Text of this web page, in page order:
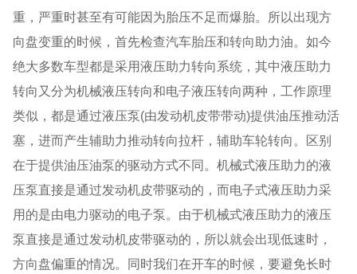
重，严重时甚至有可能因为胎压不足而爆胎。所以出现方
向盘变重的时候，首先检查汽车胎压和转向助力油。如今
绝大多数车型都是采用液压助力转向系统，其中液压助力
转向又分为机械液压转向和电子液压转向两种，工作原理
类似，都是通过液压泵(由发动机皮带带动)提供油压推动活
塞，进而产生辅助力推动转向拉杆，辅助车轮转向。区别
在于提供油压油泵的驱动方式不同。机械式液压助力的液
压泵直接是通过发动机皮带驱动的，而电子式液压助力采
用的是由电力驱动的电子泵。由于机械式液压助力的液压
泵直接是通过发动机皮带驱动的，所以就会出现低速时，
方向盘偏重的情况。同时我们在开车的时候，要避免长时